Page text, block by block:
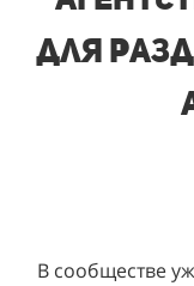
для
В сообществе